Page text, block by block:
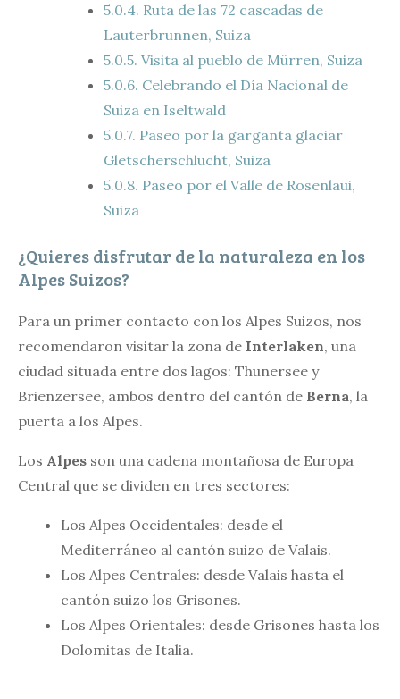
5.0.4. Ruta de las 72 cascadas de
Lauterbrunnen, Suiza
5.0.5. Visita al pueblo de Mürren, Suiza
5.0.6. Celebrando el Día Nacional de
Suiza en Iseltwald
5.0.7. Paseo por la garganta glaciar
Gletscherschlucht, Suiza
5.0.8. Paseo por el Valle de Rosenlaui,
Suiza
¿Quieres disfrutar de la naturaleza en los
Alpes Suizos?
Para un primer contacto con los Alpes Suizos, nos
recomendaron visitar la zona de Interlaken, una
ciudad situada entre dos lagos: Thunersee y
Brienzersee, ambos dentro del cantón de Berna, la
puerta a los Alpes.
Los Alpes son una cadena montañosa de Europa
Central que se dividen en tres sectores:
Los Alpes Occidentales: desde el
Mediterráneo al cantón suizo de Valais.
Los Alpes Centrales: desde Valais hasta el
cantón suizo los Grisones.
Los Alpes Orientales: desde Grisones hasta los
Dolomitas de Italia.